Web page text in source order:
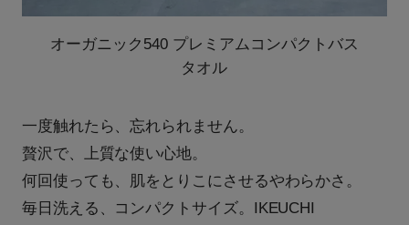
オーガニック540 プレミアムコンパクトバス
タオル
一度触れたら、忘れられません。
贅沢で、上質な使い心地。
何回使っても、肌をとりこにさせるやわらかさ。
毎日洗える、コンパクトサイズ。IKEUCHI